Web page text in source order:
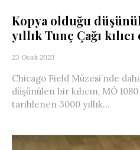
Kopya olduğu
yıllık Tunç Çağı
23 Ocak 2023
Chicago Field Müzesi’nde
düşünülen bir kılıcın, MÖ
tarihlenen 3000 yıllık...